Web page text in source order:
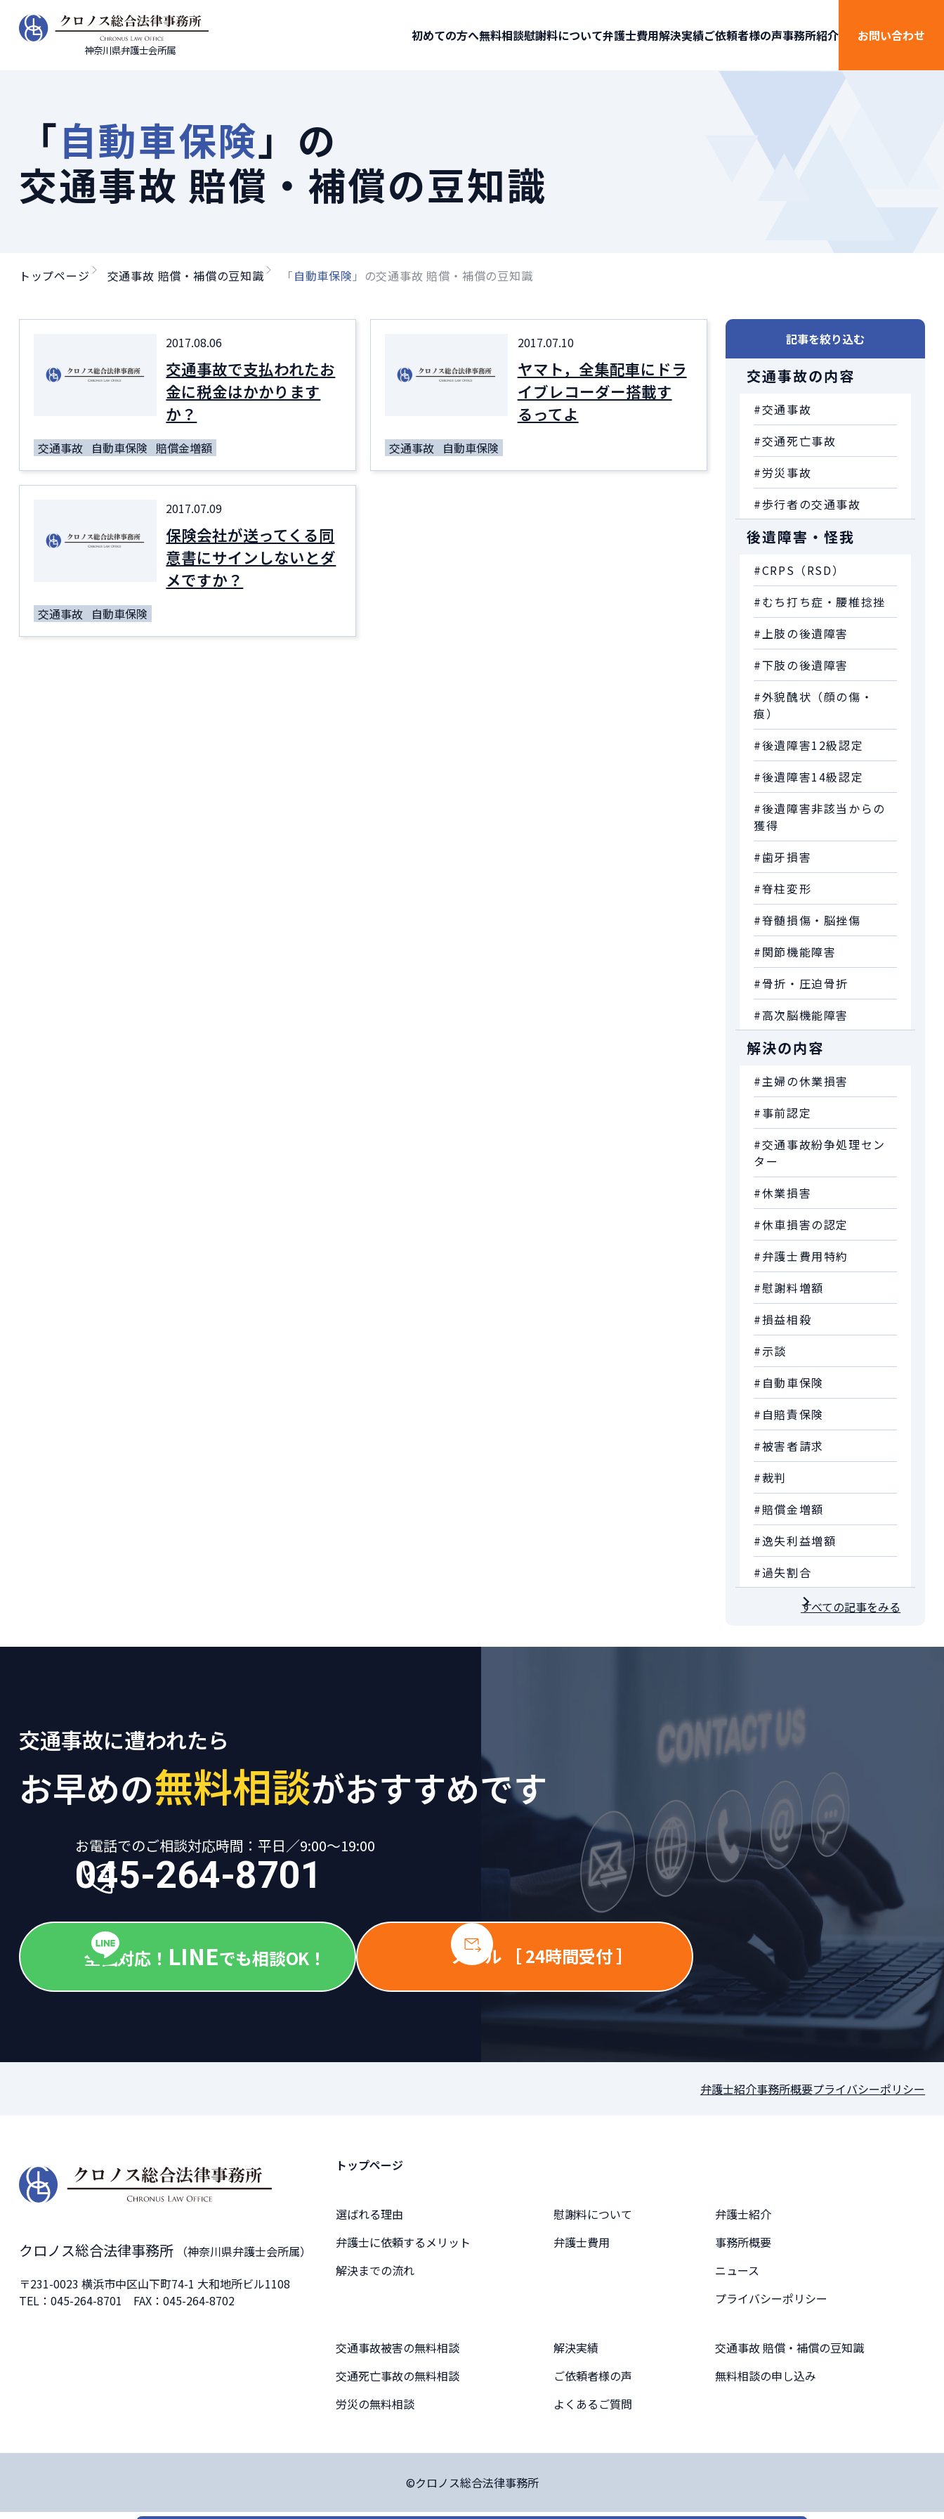
神奈川県弁護士会所属
初めての方へ無料相談慰謝料について弁護士費用解決実績ご依頼者様の声事務所紹介 お問い合わせ
「自動車保険 」の
交通事故 賠償・補償の豆知識
トップページ 交通事故 賠償・補償の豆知識 「自動車保険 」の交通事故 賠償・補償の豆知識
2017.08.06
交通事故で支払われたお
金に税金はかかります
か？
交通事故 自動車保険 賠償金増額
2017.07.10
ヤマト，全集配車にドラ
イブレコーダー搭載す
るってよ
交通事故 自動車保険
2017.07.09
保険会社が送ってくる同
意書にサインしないとダ
メですか？
交通事故 自動車保険
記事を絞り込む
交通事故の内容
#交通事故
#交通死亡事故
#労災事故
#歩行者の交通事故
後遺障害・怪我
#CRPS（RSD）
#むち打ち症・腰椎捻挫
#上肢の後遺障害
#下肢の後遺障害
#外貌醜状（顔の傷・
痕）
#後遺障害12級認定
#後遺障害14級認定
#後遺障害非該当からの
獲得
#歯牙損害
#脊柱変形
#脊髄損傷・脳挫傷
#関節機能障害
#骨折・圧迫骨折
#高次脳機能障害
解決の内容
#主婦の休業損害
#事前認定
#交通事故紛争処理セン
ター
#休業損害
#休車損害の認定
#弁護士費用特約
#慰謝料増額
#損益相殺
#示談
#自動車保険
#自賠責保険
#被害者請求
#裁判
#賠償金増額
#逸失利益増額
#過失割合
すべての記事をみる
交通事故に遭われたら
お早めの無料相談がおすすめです
お電話でのご相談対応時間：平日／9:00～19:00
045-264-8701
全国対応！ LINEでも相談OK！ メール ［ 24時間受付 ］
弁護士紹介事務所概要プライバシーポリシー
クロノス総合法律事務所
（神奈川県弁護士会所属）
〒231-0023 横浜市中区山下町74-1 大和地所ビル1108
TEL： 045-264-8701 FAX：045-264-8702
トップページ
選ばれる理由
弁護士に依頼するメリット
解決までの流れ
慰謝料について
弁護士費用
弁護士紹介
事務所概要
ニュース
プライバシーポリシー
交通事故被害の無料相談
交通死亡事故の無料相談
労災の無料相談
解決実績
ご依頼者様の声
よくあるご質問
交通事故 賠償・補償の豆知識
無料相談の申し込み
©クロノス総合法律事務所